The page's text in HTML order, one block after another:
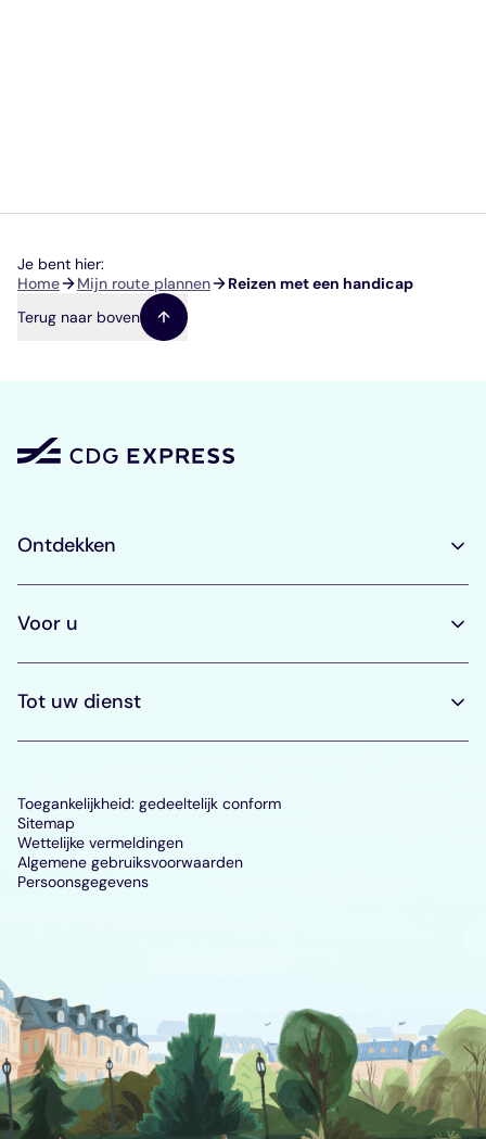
Je bent hier:
Kruimelpad
Home Mijn route plannen
Reizen met een handicap
Terug naar boven
Ontdekken
Voor u
Tot uw dienst
Toegankelijkheid: gedeeltelijk conform
Sitemap
Wettelijke vermeldingen
Algemene gebruiksvoorwaarden
Persoonsgegevens